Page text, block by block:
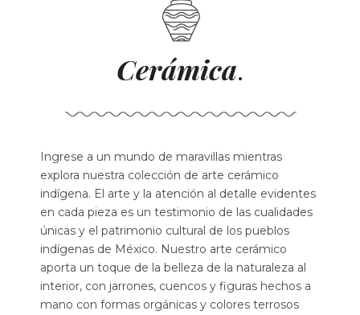
Cerámica.
Ingrese a un mundo de maravillas mientras
explora nuestra colección de arte cerámico
indígena. El arte y la atención al detalle evidentes
en cada pieza es un testimonio de las cualidades
únicas y el patrimonio cultural de los pueblos
indígenas de México. Nuestro arte cerámico
aporta un toque de la belleza de la naturaleza al
interior, con jarrones, cuencos y figuras hechos a
mano con formas orgánicas y colores terrosos